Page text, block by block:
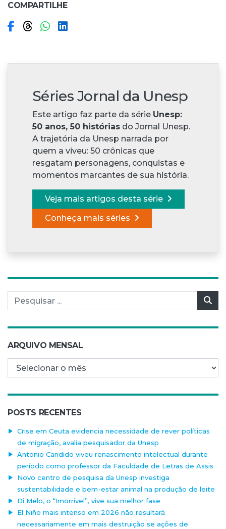
COMPARTILHE
Compartilhar no Facebook
Compartilhar no Threads
Compartilhar no WhatsApp
Compartilhar no LinkedIn
Séries Jornal da Unesp
Este artigo faz parte da série Unesp:
50 anos, 50 histórias do Jornal Unesp.
A trajetória da Unesp narrada por
quem a viveu: 50 crônicas que
resgatam personagens, conquistas e
momentos marcantes de sua história.
Veja mais artigos desta série
Conheça mais séries
Pesquisar por:
ARQUIVO MENSAL
Arquivo mensal
POSTS RECENTES
Crise em Ceuta evidencia necessidade de rever políticas
de migração, avalia pesquisador da Unesp
Antonio Candido viveu renascimento intelectual durante
período como professor da Faculdade de Letras de Assis
Novo centro de pesquisa da Unesp investiga
sustentabilidade e bem-estar animal na produção de leite
Di Melo, o “Imorrível”, vive sua melhor fase
El Niño mais intenso em 2026 não resultará
necessariamente em mais destruição se ações de